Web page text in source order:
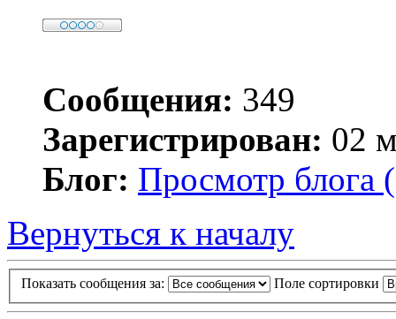
Сообщения: 349
Зарегистрирован: 02
Блог: Просмотр блога
Вернуться к началу
Показать сообщения за: Поле сортировки